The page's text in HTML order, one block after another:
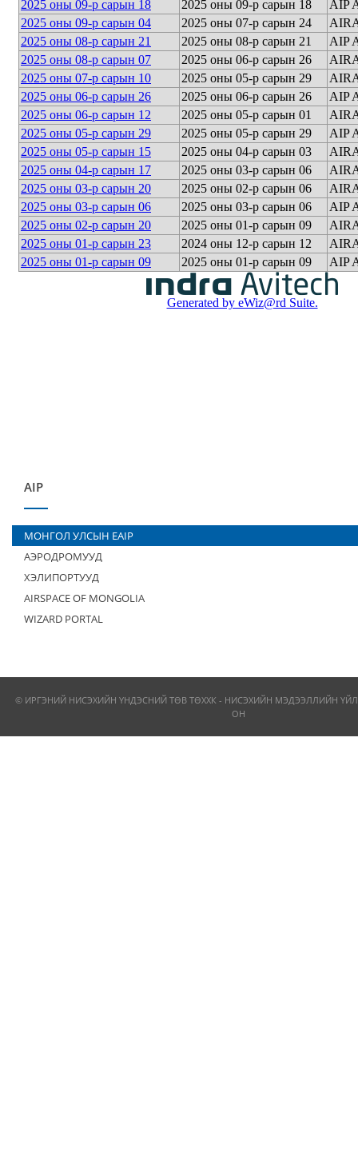
AIP
МОНГОЛ УЛСЫН EAIP
АЭРОДРОМУУД
ХЭЛИПОРТУУД
AIRSPACE OF MONGOLIA
WIZARD PORTAL
© ИРГЭНИЙ НИСЭХИЙН ҮНДЭСНИЙ ТӨВ ТӨХХК - НИСЭХИЙН МЭДЭЭЛЛИЙН
ОН